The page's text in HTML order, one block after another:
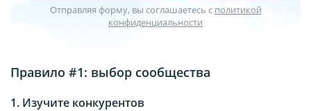
Отправляя форму, вы соглашаетесь с политикой
конфиденциальности
Правило #1: выбор сообщества
1. Изучите конкурентов